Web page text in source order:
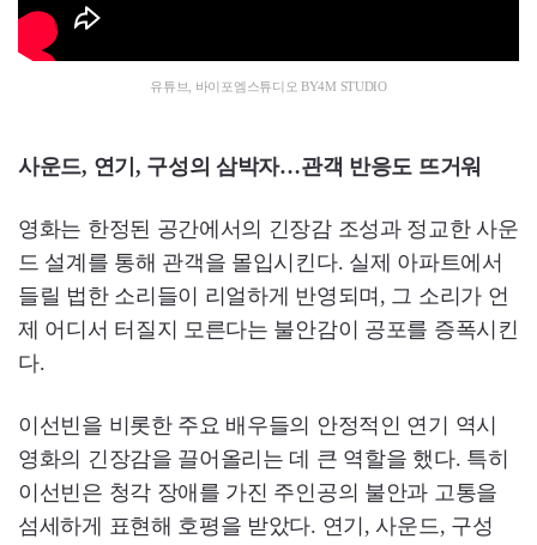
유튜브, 바이포엠스튜디오 BY4M STUDIO
사운드, 연기, 구성의 삼박자…관객 반응도 뜨거워
영화는 한정된 공간에서의 긴장감 조성과 정교한 사운
드 설계를 통해 관객을 몰입시킨다. 실제 아파트에서
들릴 법한 소리들이 리얼하게 반영되며, 그 소리가 언
제 어디서 터질지 모른다는 불안감이 공포를 증폭시킨
다.
이선빈을 비롯한 주요 배우들의 안정적인 연기 역시
영화의 긴장감을 끌어올리는 데 큰 역할을 했다. 특히
이선빈은 청각 장애를 가진 주인공의 불안과 고통을
섬세하게 표현해 호평을 받았다. 연기, 사운드, 구성